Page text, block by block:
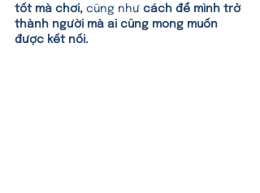
tốt mà chơi, cũng như cách để mình trở
thành người mà ai cũng mong muốn
được kết nối.